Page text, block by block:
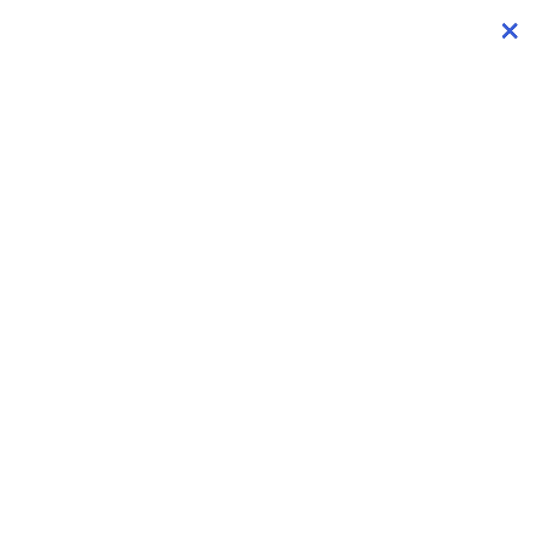
×
×
×
×